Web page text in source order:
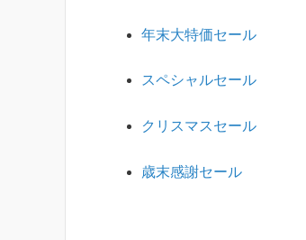
年末大特価セール
スペシャルセール
クリスマスセール
歳末感謝セール